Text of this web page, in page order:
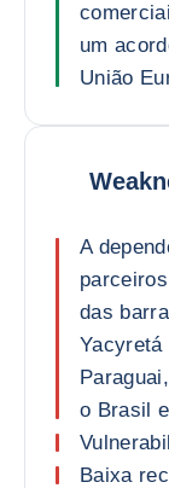
um
União
A
das
Yacyretá
o Brasil
Baixa